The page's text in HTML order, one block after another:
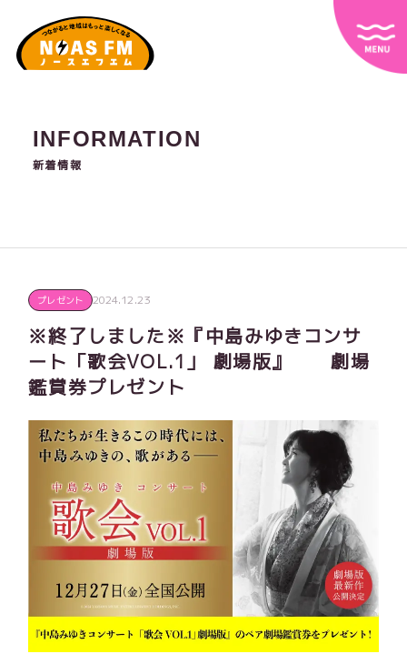
INFORMATION
新着情報
プレゼント 2024.12.23
※終了しました※『中島みゆきコンサ
ート「歌会VOL.1」 劇場版』 劇場
鑑賞券プレゼント